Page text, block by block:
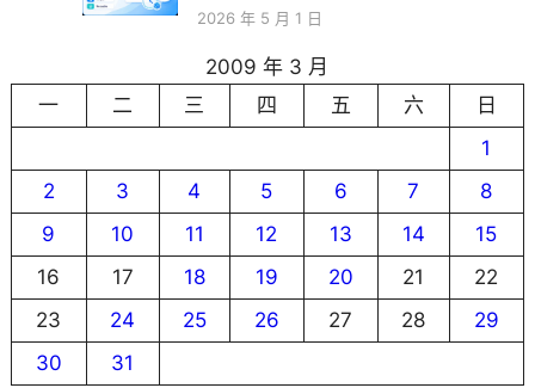
2026 年 5 月 1 日
2009 年 3 月
一
二 三 四 五 六
日
1
2
3 4 5 6 7
8
9
10 11 12 13 14
15
16
17 18 19 20 21
22
23
24 25 26 27 28
29
30
31